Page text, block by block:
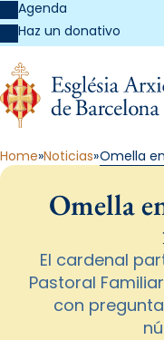
Agenda
Haz un donativo
Home Noticias Omella
Omella
El cardenal
Pastoral
con